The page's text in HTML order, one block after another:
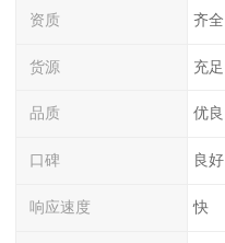
资质 齐全
货源 充足
品质 优良
口碑 良好
响应速度 快